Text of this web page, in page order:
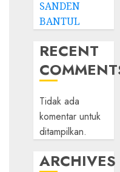
SANDEN
BANTUL
RECENT
Tidak ada
komentar untuk
ditampilkan.
ARCHIVES